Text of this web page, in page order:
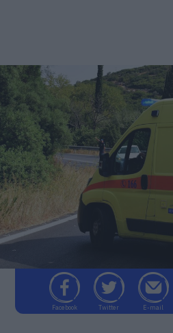
Facebook Twitter E-mail